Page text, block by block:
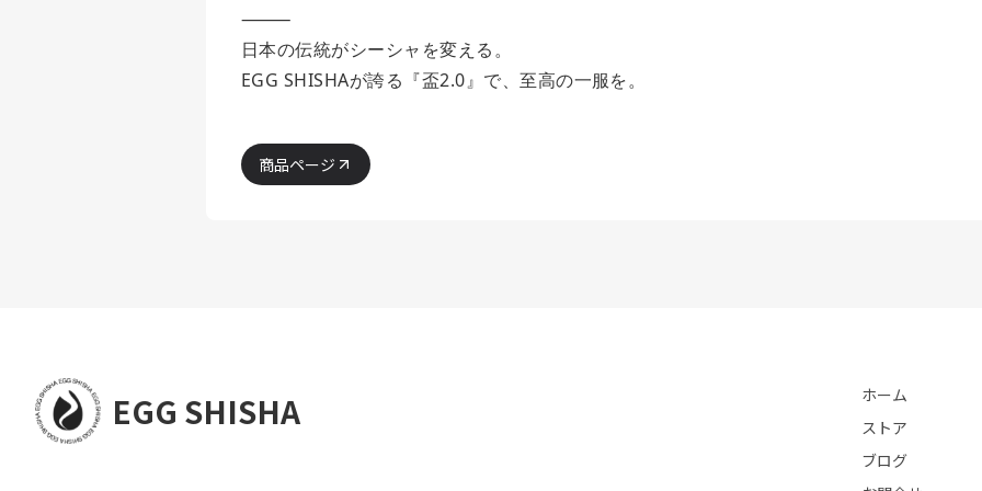
⸻
日本の伝統がシーシャを変える。
EGG SHISHAが誇る『盃2.0』で、至高の一服を。
商品ページ
EGG SHISHA
ホーム
ストア
ブログ